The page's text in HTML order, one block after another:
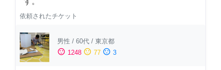
依頼されたチケット
男性 / 60代 / 東京都
sentiment_satisfied 1248 sentiment_neutral 77 sentiment_dissatisfied 3